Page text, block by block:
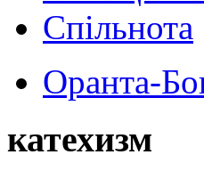
Спільнота
Оранта-
катехизм